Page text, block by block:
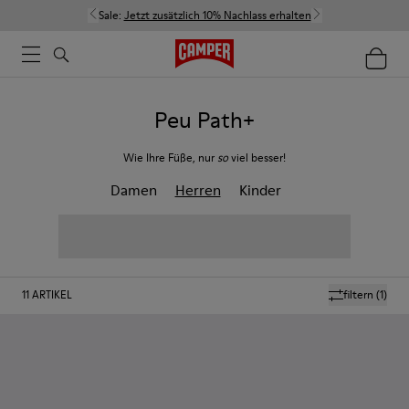
Sale: Jetzt zusätzlich 10% Nachlass erhalten
Peu Path+
Wie Ihre Füße, nur soviel besser!
Damen Herren Kinder
filtern (1)
11ARTIKEL